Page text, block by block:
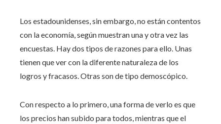
Los estadounidenses, sin embargo, no están contentos
con la economía, según muestran una y otra vez las
encuestas. Hay dos tipos de razones para ello. Unas
tienen que ver con la diferente naturaleza de los
logros y fracasos. Otras son de tipo demoscópico.
Con respecto a lo primero, una forma de verlo es que
los precios han subido para todos, mientras que el